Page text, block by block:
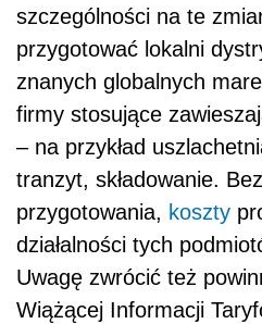
szczególności na te
przygotować lokalni
znanych globalnych
firmy stosujące
– na przykład
tranzyt, składowanie.
przygotowania, koszty
działalności tych
Uwagę zwrócić też
Wiążącej Informacji